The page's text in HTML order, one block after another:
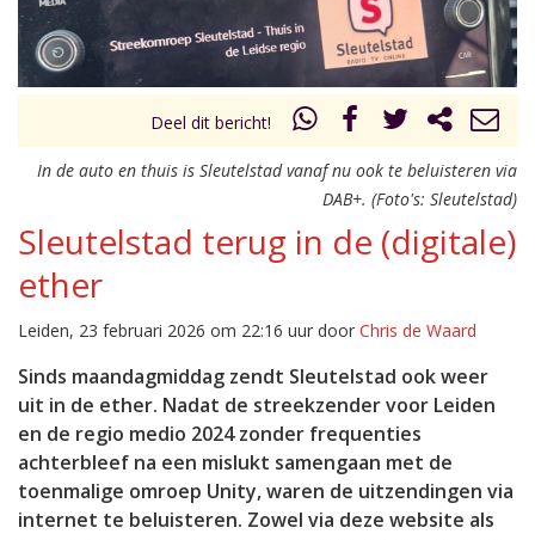
Deel dit bericht!
In de auto en thuis is Sleutelstad vanaf nu ook te beluisteren via
DAB+. (Foto's: Sleutelstad)
Sleutelstad terug in de (digitale)
ether
Leiden, 23 februari 2026 om 22:16 uur door Chris de Waard
Sinds maandagmiddag zendt Sleutelstad ook weer
uit in de ether. Nadat de streekzender voor Leiden
en de regio medio 2024 zonder frequenties
achterbleef na een mislukt samengaan met de
toenmalige omroep Unity, waren de uitzendingen via
internet te beluisteren. Zowel via deze website als